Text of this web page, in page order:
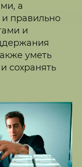
а
правильно
и
уметь
сохранять